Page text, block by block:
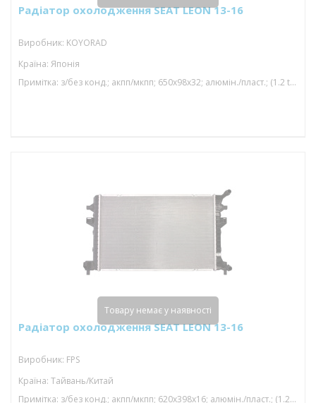
Радіатор охолодження SEAT LEON 13-16
Виробник: KOYORAD
Країна: Японія
Примітка: з/без конд.; акпп/мкпп; 650x98x32; алюмін./пласт.; (1.2 tfsi/1.6 tdi/1.2 tsi/1.4 tsi); паяний
Радіатор охолодження SEAT LEON 13-16
Виробник: FPS
Країна: Тайвань/Китай
Примітка: з/без конд.; акпп/мкпп; 620x398x16; алюмін./пласт.; (1.2 tfsi/1.4 tfsi/1.6 tdi/2.0 tdi/1.2 tsi/1.4 tsi/1.5 tsi/1.0 tsi); паяний
Товару немає у наявності